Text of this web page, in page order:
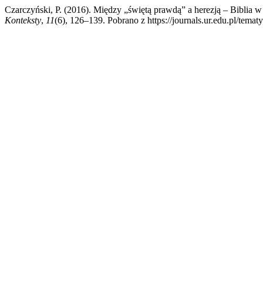
Czarczyński, P. (2016). Między „świętą prawdą” a herezją – Biblia
Konteksty, 11(6), 126–139. Pobrano z https://journals.ur.edu.pl/